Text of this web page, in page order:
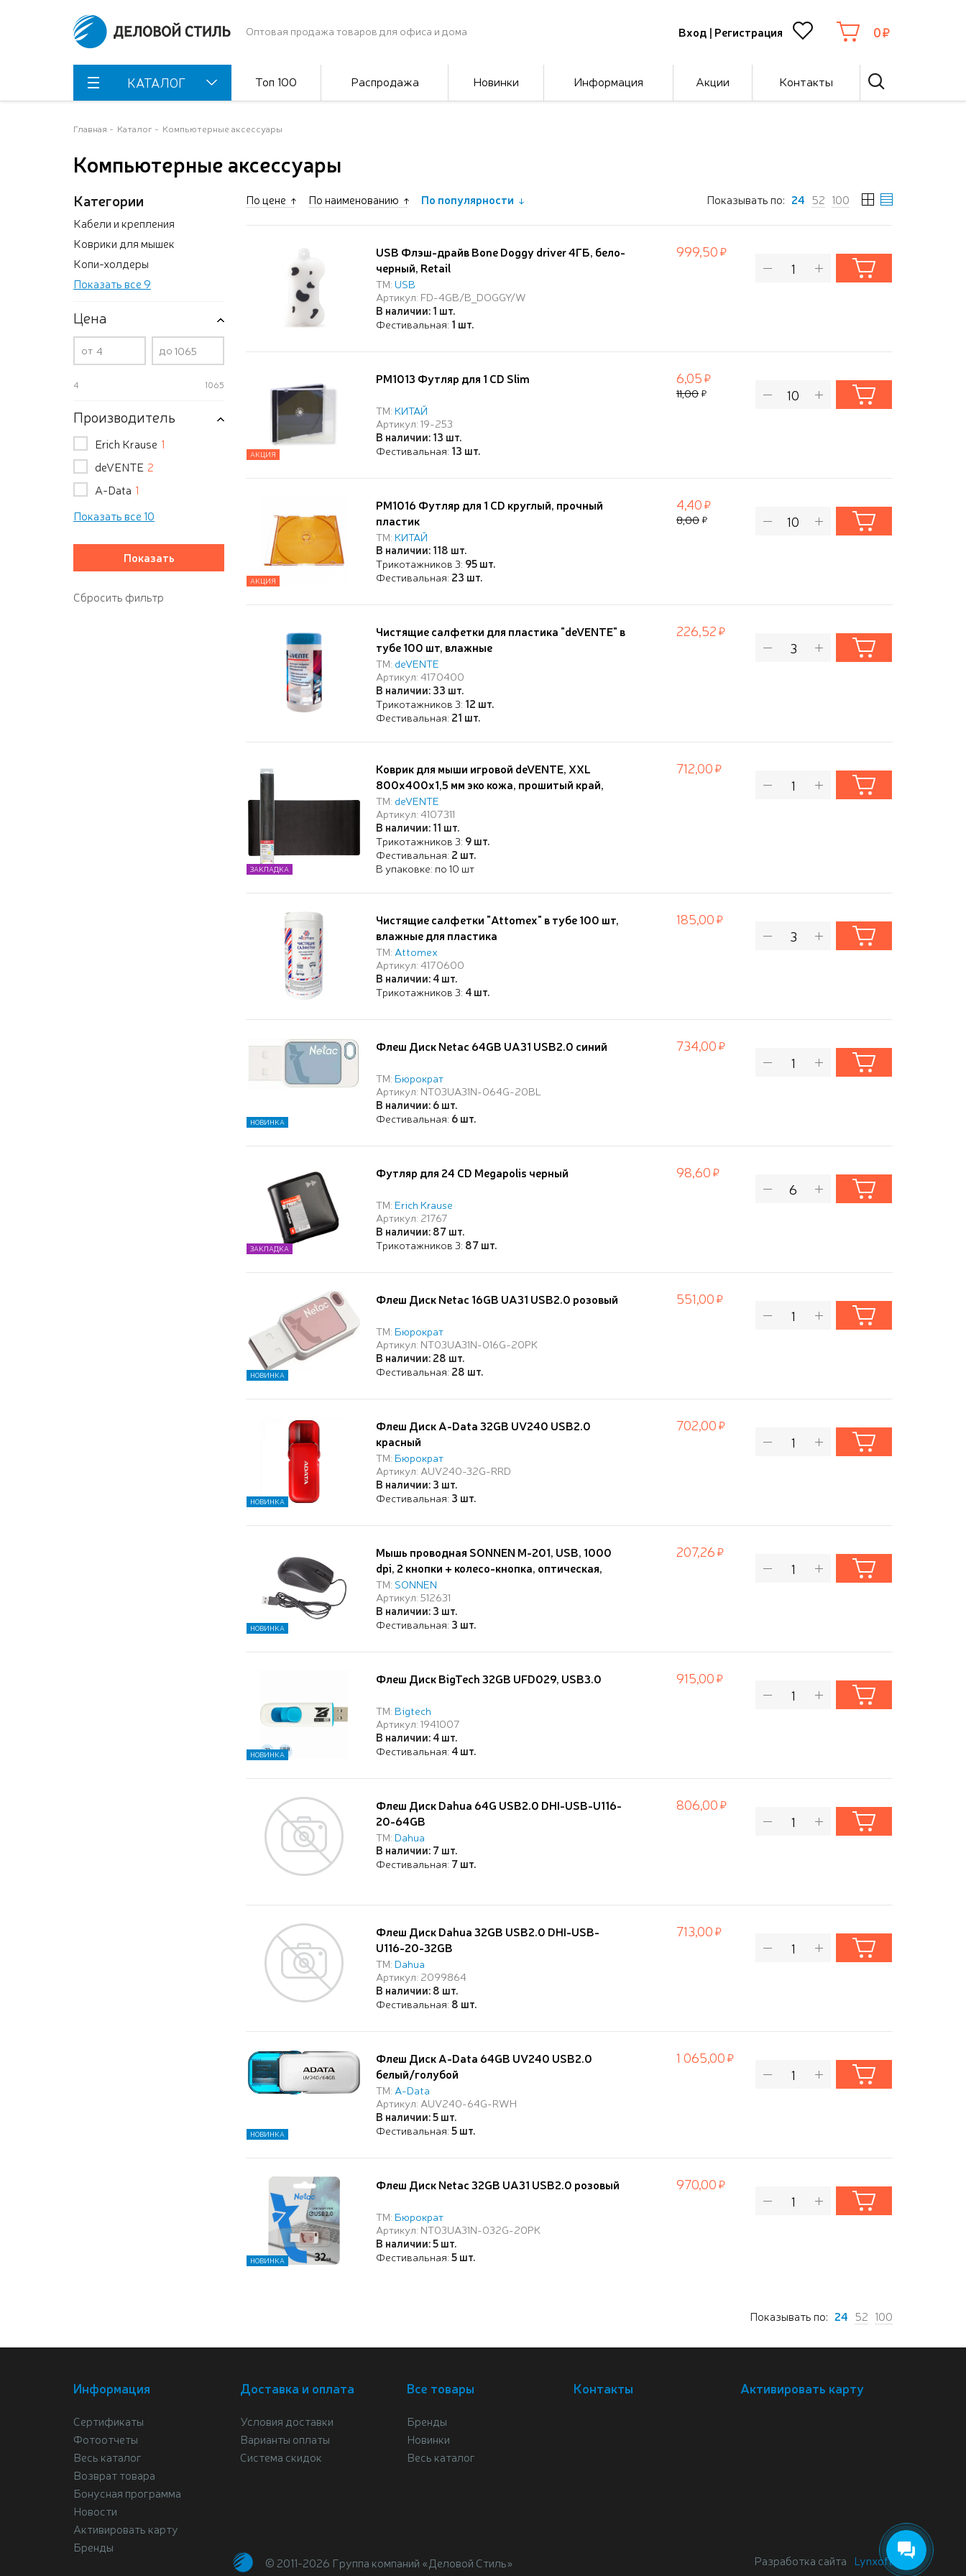
Оптовая продажа товаров для офиса и дома Вход | Регистрация 0
КАТАЛОГ Топ 100 Распродажа Новинки Информация Акции Контакты
Главная Каталог Компьютерные аксессуары
Компьютерные аксессуары
Категории
Кабели и крепления
Коврики для мышек
Копи-холдеры
Показать все 9
Цена
от до
4 1065
Производитель
Erich Krause 1
deVENTE 2
A-Data 1
Показать все 10
По цене По наименованию По популярности Показывать по: 24 52 100
USB Флэш-драйв Bone Doggy driver 4ГБ, бело-
черный, Retail
ТМ: USB
Артикул: FD-4GB/B_DOGGY/W
В наличии: 1 шт.
Фестивальная: 1 шт.
999,50
РМ1013 Футляр для 1 CD Slim
ТМ: КИТАЙ
Артикул: 19-253
В наличии: 13 шт.
Фестивальная: 13 шт.
АКЦИЯ
6,05
11,00
РМ1016 Футляр для 1 CD круглый, прочный
пластик
ТМ: КИТАЙ
В наличии: 118 шт.
Трикотажников 3: 95 шт.
Фестивальная: 23 шт.
АКЦИЯ
4,40
8,00
Чистящие салфетки для пластика "deVENTE" в
тубе 100 шт, влажные
ТМ: deVENTE
Артикул: 4170400
В наличии: 33 шт.
Трикотажников 3: 12 шт.
Фестивальная: 21 шт.
226,52
Коврик для мыши игровой deVENTE, XXL
800x400x1,5 мм эко кожа, прошитый край,
нескользящая основа
ТМ: deVENTE
Артикул: 4107311
В наличии: 11 шт.
Трикотажников 3: 9 шт.
Фестивальная: 2 шт.
В упаковке: по 10 шт
ЗАКЛАДКА
712,00
Чистящие салфетки "Attomex" в тубе 100 шт,
влажные для пластика
ТМ: Attomex
Артикул: 4170600
В наличии: 4 шт.
Трикотажников 3: 4 шт.
185,00
Флеш Диск Netac 64GB UA31 USB2.0 синий
ТМ: Бюрократ
Артикул: NT03UA31N-064G-20BL
В наличии: 6 шт.
Фестивальная: 6 шт.
НОВИНКА
734,00
Футляр для 24 CD Megapolis черный
ТМ: Erich Krause
Артикул: 21767
В наличии: 87 шт.
Трикотажников 3: 87 шт.
ЗАКЛАДКА
98,60
Флеш Диск Netac 16GB UA31 USB2.0 розовый
ТМ: Бюрократ
Артикул: NT03UA31N-016G-20PK
В наличии: 28 шт.
Фестивальная: 28 шт.
НОВИНКА
551,00
Флеш Диск A-Data 32GB UV240 USB2.0
красный
ТМ: Бюрократ
Артикул: AUV240-32G-RRD
В наличии: 3 шт.
Фестивальная: 3 шт.
НОВИНКА
702,00
Мышь проводная SONNEN М-201, USB, 1000
dpi, 2 кнопки + колесо-кнопка, оптическая,
черная
ТМ: SONNEN
Артикул: 512631
В наличии: 3 шт.
Фестивальная: 3 шт.
НОВИНКА
207,26
Флеш Диск BigTech 32GB UFD029, USB3.0
ТМ: Bigtech
Артикул: 1941007
В наличии: 4 шт.
Фестивальная: 4 шт.
НОВИНКА
915,00
Флеш Диск Dahua 64G USB2.0 DHI-USB-U116-
20-64GB
ТМ: Dahua
В наличии: 7 шт.
Фестивальная: 7 шт.
806,00
Флеш Диск Dahua 32GB USB2.0 DHI-USB-
U116-20-32GB
ТМ: Dahua
Артикул: 2099864
В наличии: 8 шт.
Фестивальная: 8 шт.
713,00
Флеш Диск A-Data 64GB UV240 USB2.0
белый/голубой
ТМ: A-Data
Артикул: AUV240-64G-RWH
В наличии: 5 шт.
Фестивальная:5 шт.
НОВИНКА
1 065,00
Флеш Диск Netac 32GB UA31 USB2.0 розовый
ТМ: Бюрократ
Артикул: NT03UA31N-032G-20PK
В наличии: 5 шт.
Фестивальная:5 шт.
НОВИНКА
970,00
Показывать по: 24 52 100
Информация
Сертификаты
Фотоотчеты
Весь каталог
Возврат товара
Бонусная программа
Новости
Активировать карту
Бренды
Доставка и оплата
Условия доставки
Варианты оплаты
Система скидок
Все товары
Бренды
Новинки
Весь каталог
Контакты Активировать карту
Разработка сайта Lynxoft
© 2011-2026 Группа компаний «Деловой Стиль»